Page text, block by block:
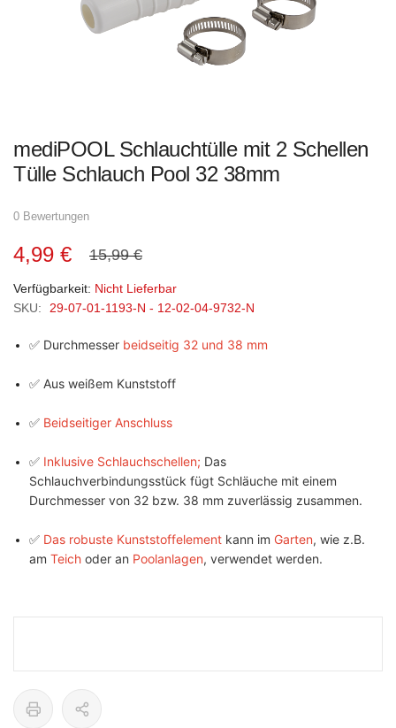
Zum
Anfang
der
Bildgalerie
mediPOOL Schlauchtülle mit 2 Schellen
Tülle Schlauch Pool 32 38mm
0 Bewertungen
4,99 € 15,99 €
Verfügbarkeit: Nicht Lieferbar
SKU:
29-07-01-1193-N - 12-02-04-9732-N
✅ Durchmesser beidseitig 32 und 38 mm
✅ Aus weißem Kunststoff
✅ Beidseitiger Anschluss
✅ Inklusive Schlauchschellen; Das
Schlauchverbindungsstück fügt Schläuche mit einem
Durchmesser von 32 bzw. 38 mm zuverlässig zusammen.
✅ Das robuste Kunststoffelement kann im Garten, wie z.B.
am Teich oder an Poolanlagen, verwendet werden.